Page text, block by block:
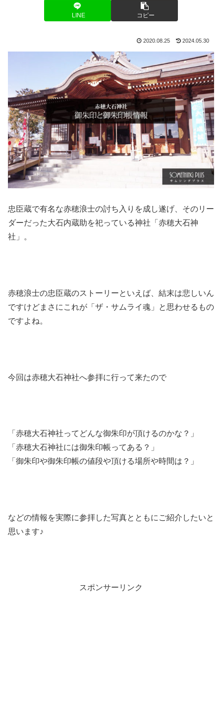
LINE コピー
2020.08.25 2024.05.30
忠臣蔵で有名な赤穂浪士の討ち入りを成し遂げ、そのリー
ダーだった大石内蔵助を祀っている神社「赤穂大石神
社」。
赤穂浪士の忠臣蔵のストーリーといえば、結末は悲しいん
ですけどまさにこれが「ザ・サムライ魂」と思わせるもの
ですよね。
今回は赤穂大石神社へ参拝に行って来たので
「赤穂大石神社ってどんな御朱印が頂けるのかな？」
「赤穂大石神社には御朱印帳ってある？」
「御朱印や御朱印帳の値段や頂ける場所や時間は？」
などの情報を実際に参拝した写真とともにご紹介したいと
思います♪
スポンサーリンク